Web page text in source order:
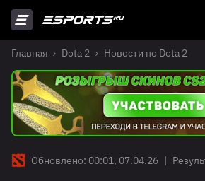
Главная Dota 2 Новости по Dota 2
Обновлено: 00:01, 07.04.26 |